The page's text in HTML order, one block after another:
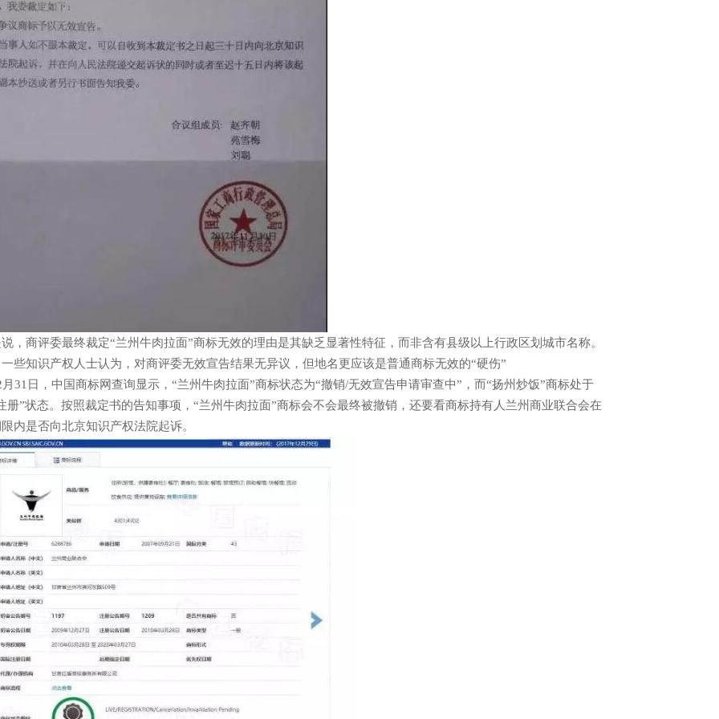
，商评委最终裁定“兰州牛肉拉面”商标无效的理由是其缺乏显著性特征，而非含有县级以上行政区划城市名称。
些知识产权人士认为，对商评委无效宣告结果无异议，但地名更应该是普通商标无效的“硬伤”
31日，中国商标网查询显示，“兰州牛肉拉面”商标状态为“撤销/无效宣告申请审查中”，而“扬州炒饭”商标处于
册”状态。按照裁定书的告知事项，“兰州牛肉拉面”商标会不会最终被撤销，还要看商标持有人兰州商业联合会在
内是否向北京知识产权法院起诉。